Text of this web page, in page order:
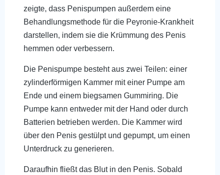
zeigte, dass Penispumpen außerdem eine
Behandlungsmethode für die Peyronie-Krankheit
darstellen, indem sie die Krümmung des Penis
hemmen oder verbessern.
Die Penispumpe besteht aus zwei Teilen: einer
zylinderförmigen Kammer mit einer Pumpe am
Ende und einem biegsamen Gummiring. Die
Pumpe kann entweder mit der Hand oder durch
Batterien betrieben werden. Die Kammer wird
über den Penis gestülpt und gepumpt, um einen
Unterdruck zu generieren.
Daraufhin fließt das Blut in den Penis. Sobald